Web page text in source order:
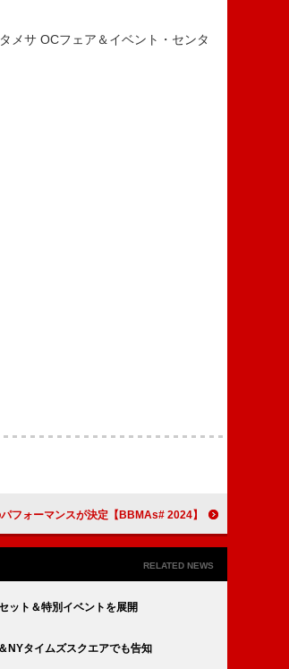
メサ OCフェア＆イベント・センタ
【2024 #BBMAs】メーガン・モロニーのパフォーマンスが決定
RELATED NEWS
ット＆特別イベントを展開
NYタイムズスクエアでも告知